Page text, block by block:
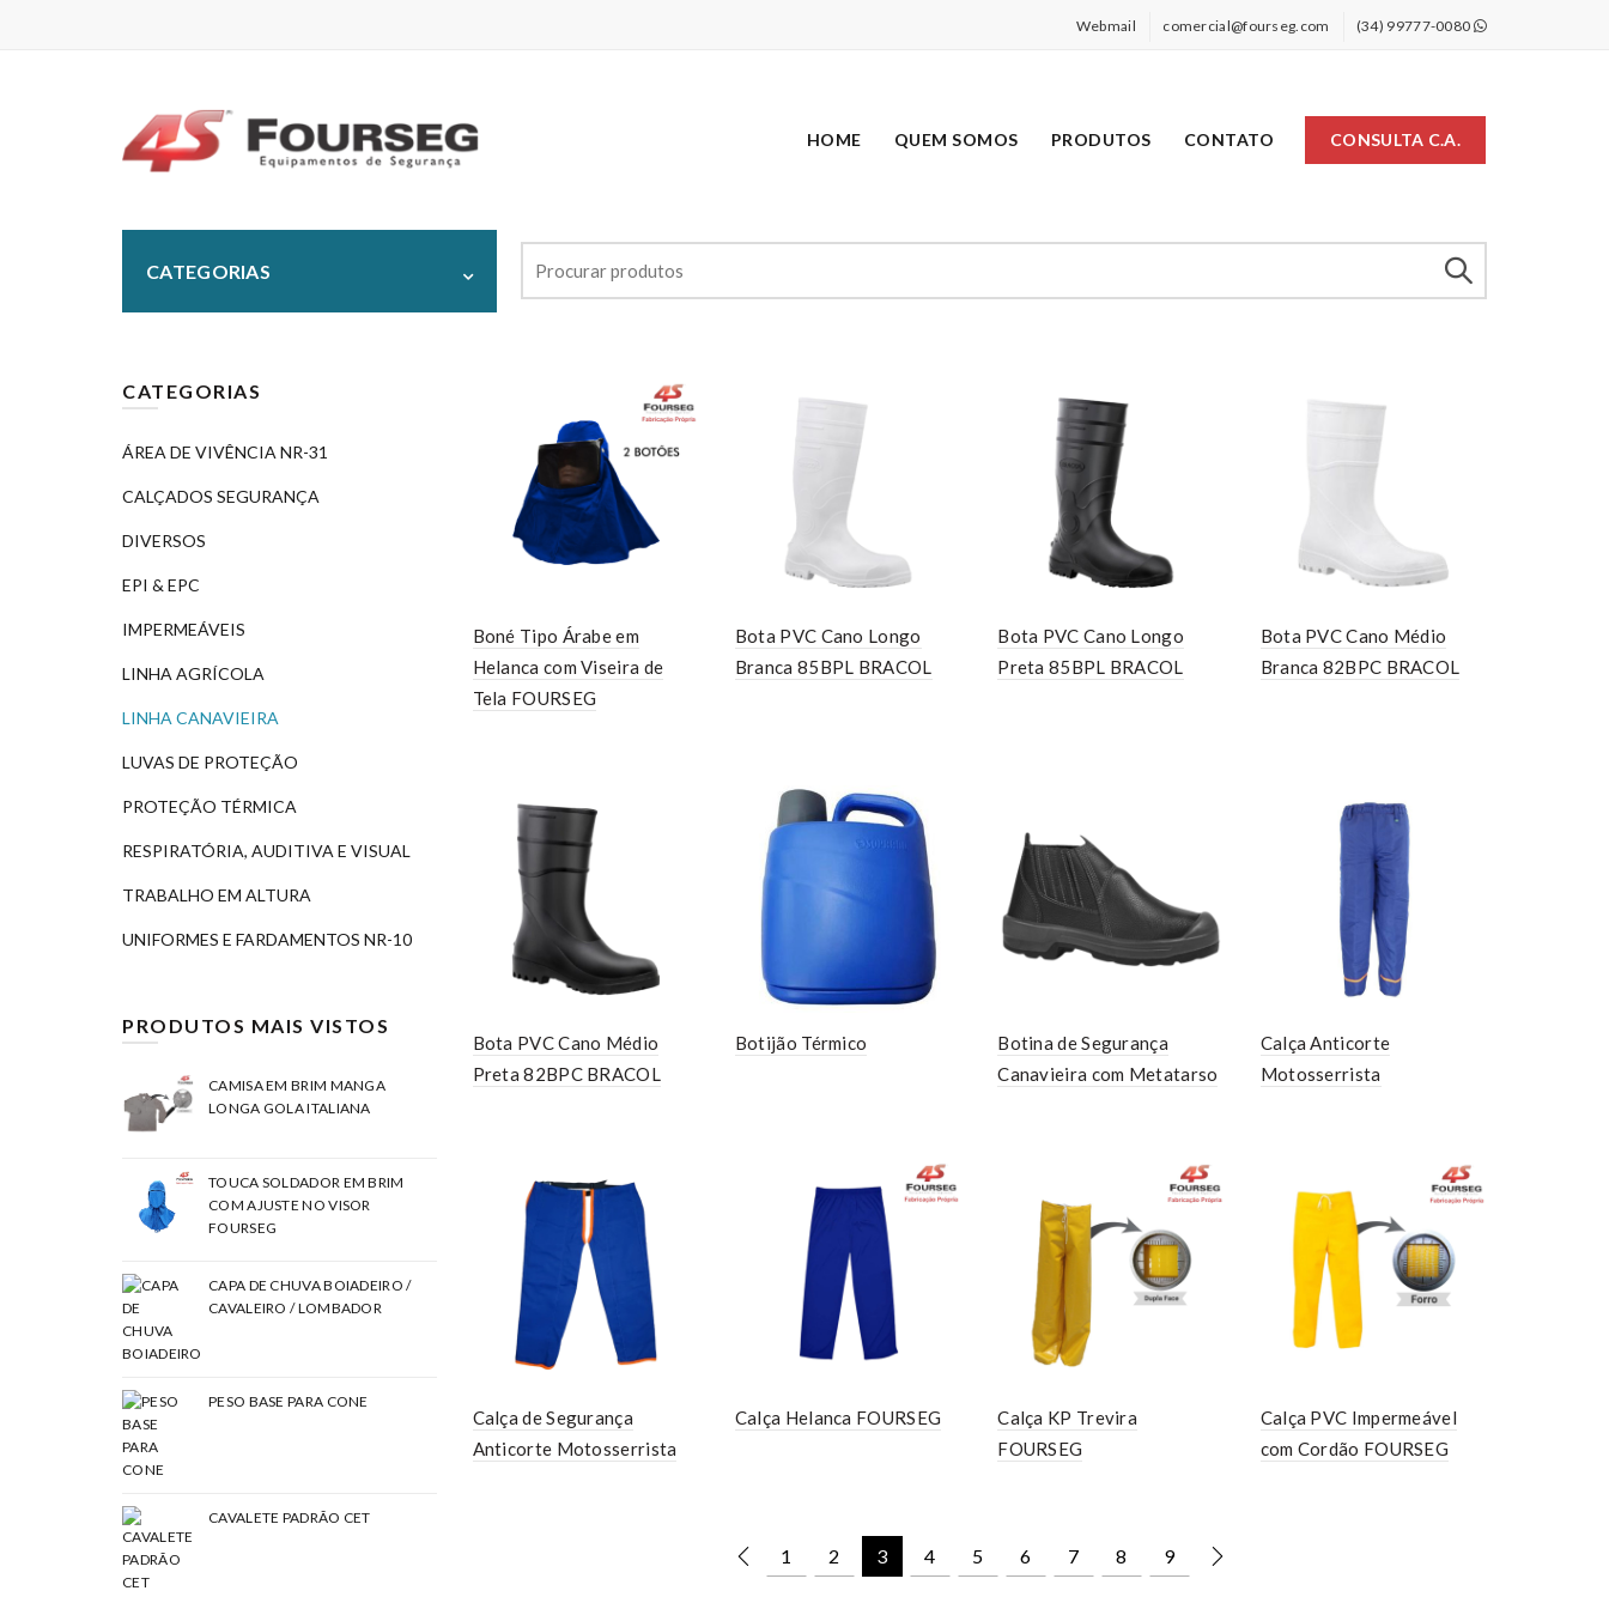
Webmail comercial@fourseg.com (34) 99777-0080
HOME QUEM SOMOS PRODUTOS CONTATO CONSULTA C.A.
CATEGORIAS
for:
Boné Tipo Árabe em
Helanca com Viseira de
Tela FOURSEG
Bota PVC Cano Longo
Branca 85BPL BRACOL
Bota PVC Cano Longo
Preta 85BPL BRACOL
Bota PVC Cano Médio
Branca 82BPC BRACOL
Bota PVC Cano Médio
Preta 82BPC BRACOL
Botijão Térmico
Botina de Segurança
Canavieira com Metatarso
Calça Anticorte
Motosserrista
Calça de Segurança
Anticorte Motosserrista
Calça Helanca FOURSEG
Calça KP Trevira
FOURSEG
Calça PVC Impermeável
com Cordão FOURSEG
1 2 3 4 5 6 7 8 9
CATEGORIAS
ÁREA DE VIVÊNCIA NR-31
CALÇADOS SEGURANÇA
DIVERSOS
EPI & EPC
IMPERMEÁVEIS
LINHA AGRÍCOLA
LINHA CANAVIEIRA
LUVAS DE PROTEÇÃO
PROTEÇÃO TÉRMICA
RESPIRATÓRIA, AUDITIVA E VISUAL
TRABALHO EM ALTURA
UNIFORMES E FARDAMENTOS NR-10
PRODUTOS MAIS VISTOS
CAMISA EM BRIM MANGA
LONGA GOLA ITALIANA
TOUCA SOLDADOR EM BRIM
COM AJUSTE NO VISOR
FOURSEG
CAPA DE CHUVA BOIADEIRO /
CAVALEIRO / LOMBADOR
PESO BASE PARA CONE
CAVALETE PADRÃO CET